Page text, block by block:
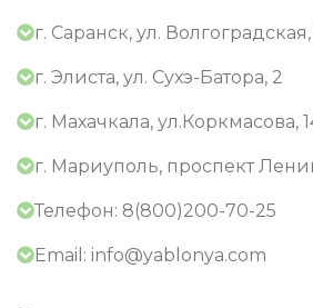
г. Саранск, ул. Волгоградская,
г. Элиста, ул. Сухэ-Батора, 2
г. Махачкала, ул.Коркмасова,
г. Мариуполь, проспект
Телефон: 8(800)200-70-25
Email: info@yablonya.com